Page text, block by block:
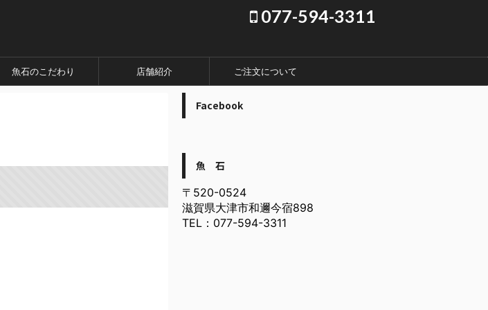
077-594-3311
魚石のこだわり 店舗紹介 ご注文について
Facebook
魚 石
〒520-0524
滋賀県大津市和邇今宿898
TEL：077-594-3311